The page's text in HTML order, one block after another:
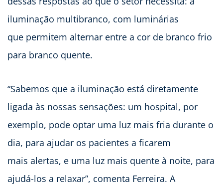
iluminação multibranco, com luminárias
que permitem alternar entre a cor de branco frio
para branco quente.
“Sabemos que a iluminação está diretamente
ligada às nossas sensações: um hospital, por
exemplo, pode optar uma luz mais fria durante o
dia, para ajudar os pacientes a ficarem
mais alertas, e uma luz mais quente à noite, para
ajudá-los a relaxar”, comenta Ferreira. A